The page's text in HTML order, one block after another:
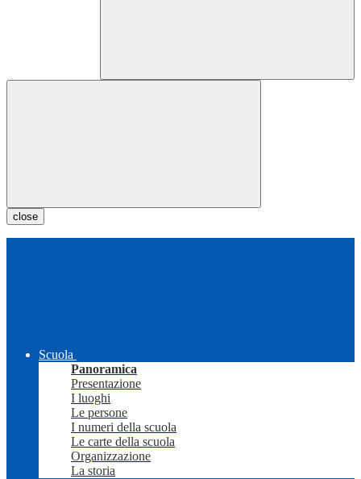
close
Scuola
Panoramica
Presentazione
I luoghi
Le persone
I numeri della scuola
Le carte della scuola
Organizzazione
La storia